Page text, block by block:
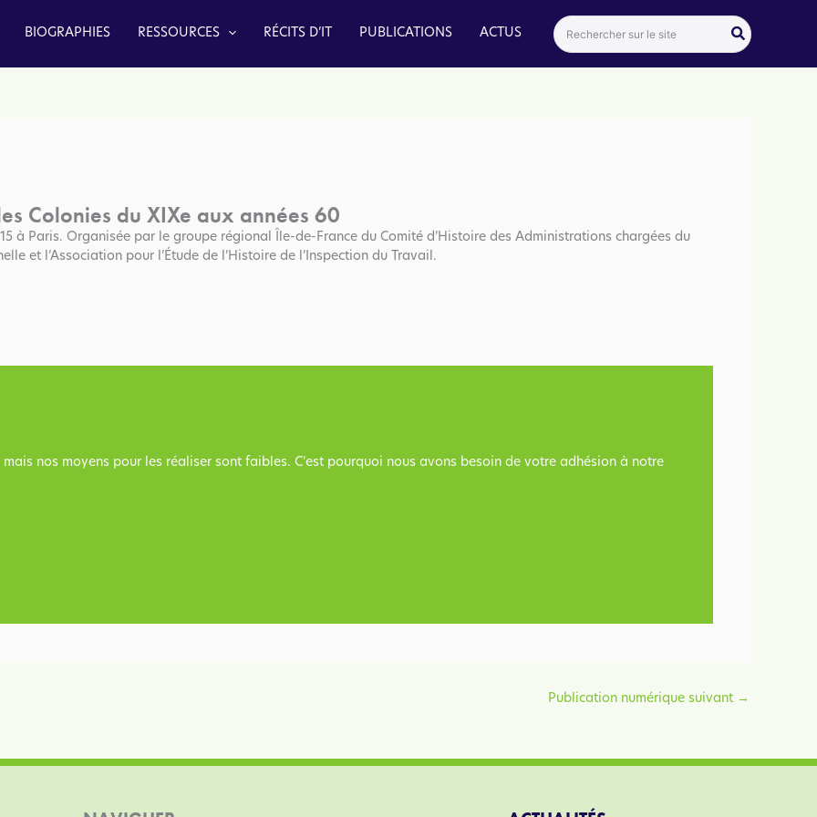
BIOGRAPHIES RESSOURCES RÉCITS D’IT PUBLICATIONS ACTUS
Search
for:
Colonies du XIXe aux années 60
à Paris. Organisée par le groupe régional Île-de-France du Comité d’Histoire des Administrations chargées du
et l’Association pour l’Étude de l’Histoire de l’Inspection du Travail.
nos moyens pour les réaliser sont faibles. C’est pourquoi nous avons besoin de votre adhésion à notre
Publication numérique suivant →